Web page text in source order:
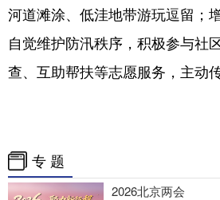
河道滩涂、低洼地带游玩逗留；
自觉维护防汛秩序，积极参与社
查、互助帮扶等志愿服务，主动
专 题
2026北京两会